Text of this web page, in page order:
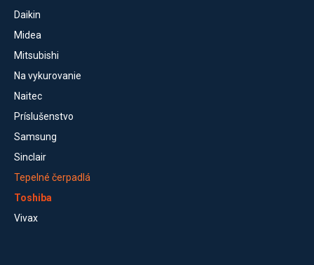
Daikin
Midea
Mitsubishi
Na vykurovanie
Naitec
Príslušenstvo
Samsung
Sinclair
Tepelné čerpadlá
Toshiba
Vivax